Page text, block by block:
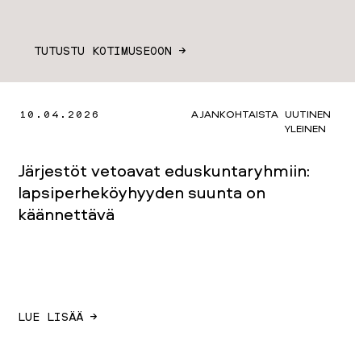
TUTUSTU KOTIMUSEOON →
10.04.2026 AJANKOHTAISTA UUTINEN
YLEINEN
Järjestöt vetoavat eduskuntaryhmiin:
lapsiperheköyhyyden suunta on
käännettävä
LUE LISÄÄ →